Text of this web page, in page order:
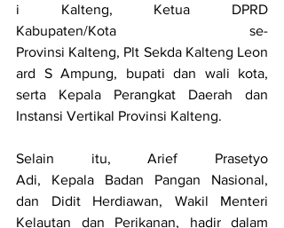
i Kalteng, Ketua DPRD
Kabupaten/Kota se-
Provinsi Kalteng, Plt Sekda Kalteng Leon
ard S Ampung, bupati dan wali kota,
serta Kepala Perangkat Daerah dan
Instansi Vertikal Provinsi Kalteng.
Selain itu, Arief Prasetyo
Adi, Kepala Badan Pangan Nasional,
dan Didit Herdiawan, Wakil Menteri
Kelautan dan Perikanan, hadir dalam